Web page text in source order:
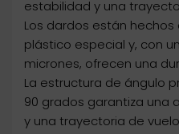
estabilidad y una
Los dardos están
plástico especial y, con
micrones, ofrecen una
La estructura de ángulo
90 grados garantiza una
y una trayectoria de